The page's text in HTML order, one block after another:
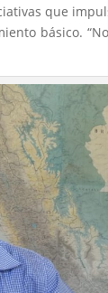
que
básico.